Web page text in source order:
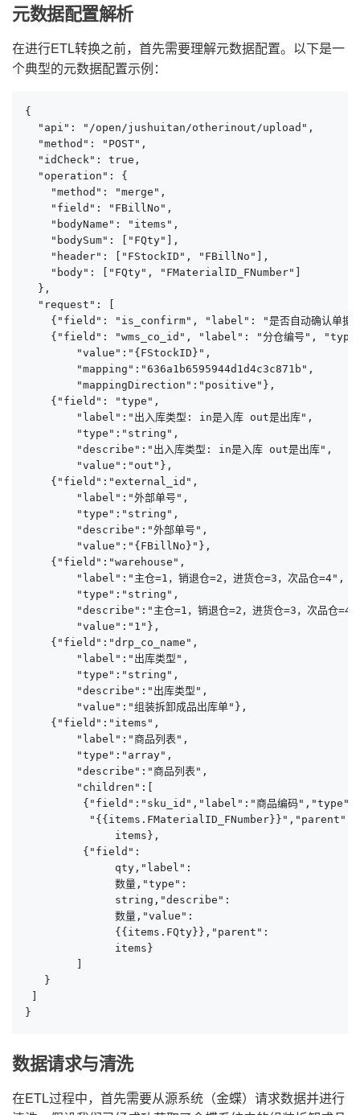
元数据配置解析
在进行ETL转换之前，首先需要理解元数据配置。以下是一
个典型的元数据配置示例：
{
  "api": "/open/jushuitan/otherinout/upload",
  "method": "POST",
  "idCheck": true,
  "operation": {
    "method": "merge",
    "field": "FBillNo",
    "bodyName": "items",
    "bodySum": ["FQty"],
    "header": ["FStockID", "FBillNo"],
    "body": ["FQty", "FMaterialID_FNumber"]
  },
  "request": [
{"field": "is_confirm", "label": "是否自动确认单
{"field": "wms_co_id", "label": "分仓编号",
        "value":"{FStockID}",
        "mapping":"636a1b6595944d1d4c3c871b",
        "mappingDirection":"positive"},
    {"field": "type",
        "label":"出入库类型: in是入库 out是出库",
        "type":"string",
        "describe":"出入库类型: in是入库 out是出库",
        "value":"out"},
    {"field":"external_id",
        "label":"外部单号",
        "type":"string",
        "describe":"外部单号",
        "value":"{FBillNo}"},
    {"field":"warehouse",
        "label":"主仓=1，销退仓=2，进货仓=3，次品仓=4",
        "type":"string",
"describe":"主仓=1，销退仓=2，进货仓=3，次品仓
        "value":"1"},
    {"field":"drp_co_name",
        "label":"出库类型",
        "type":"string",
        "describe":"出库类型",
        "value":"组装拆卸成品出库单"},
    {"field":"items",
        "label":"商品列表",
        "type":"array",
        "describe":"商品列表",
        "children":[
{"field":"sku_id","label":"商品编码
          "{{items.FMaterialID_FNumber}}","parent":
              items},
         {"field":
              qty,"label":
              数量,"type":
              string,"describe":
              数量,"value":
              {{items.FQty}},"parent":
              items}
        ]
   }
]
}
数据请求与清洗
在ETL过程中，首先需要从源系统（金蝶）请求数据并进行